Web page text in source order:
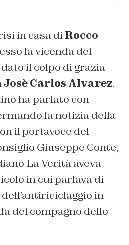
in casa diRocco
la vicenda del
il colpo di grazia
Josè Carlos Alvarez.
ha parlato con
la notizia della
il portavoce del
Giuseppe Conte,
La Veritàaveva
in cui parlava di
in
del compagno dello